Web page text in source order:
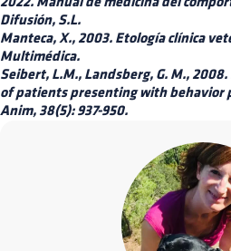
2022. Manual de medicina del
Difusión, S.L.
Manteca, X., 2003. Etología clínica
Multimédica.
Seibert, L.M., Landsberg, G. M.,
of patients presenting with behavior
Anim, 38(5): 937-950.